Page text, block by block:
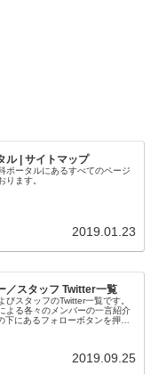
ル | サイトマップ
ポータルにあるすべてのページ
ります。
2019.01.23
／スタッフ Twitter一覧
びスタッフのTwitter一覧です。
よる各々のメンバーの一言紹介
下にあるフォローボタンを押す
2019.09.25